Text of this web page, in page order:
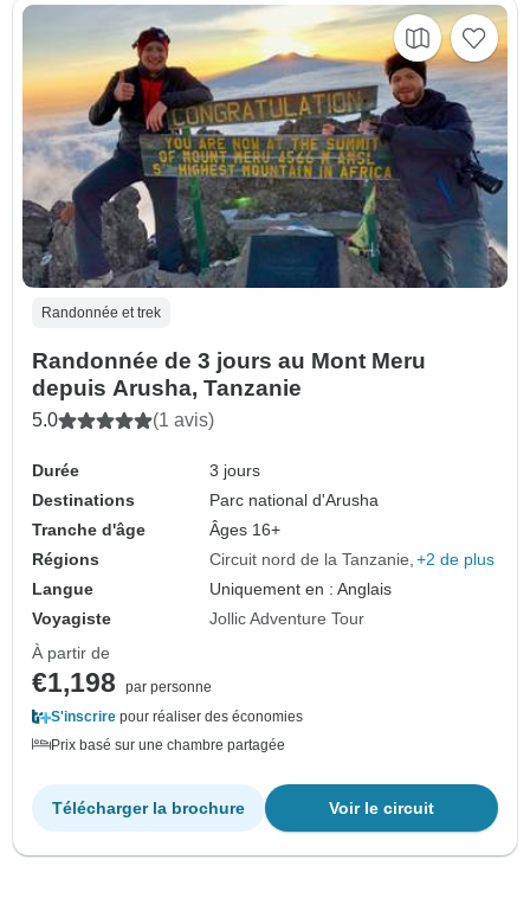
Randonnée et trek
Randonnée de 3 jours au Mont Meru
depuis Arusha, Tanzanie
5.0 (1 avis)
Durée
3 jours
Destinations
Parc national d'Arusha
Tranche d'âge
Âges 16+
Régions
Circuit nord de la Tanzanie +2 de plus
Langue
Uniquement en : Anglais
Voyagiste
Jollic Adventure Tour
À partir de
€1,198
par personne
S'inscrire pour réaliser des économies
Prix basé sur une chambre partagée
Voir le circuit
Télécharger la brochure